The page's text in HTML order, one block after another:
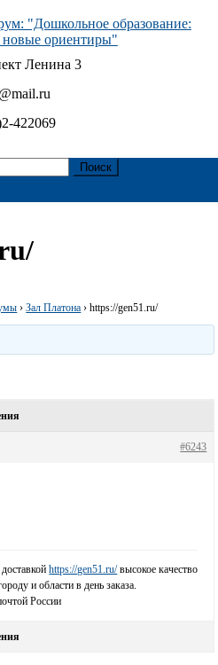
"Дошкольное образование:
ориентиры"
Ленина 3
422069
› Зал Платона › https://gen51.ru/
#6243
https://gen51.ru/высокое качество
и области в день заказа.
России